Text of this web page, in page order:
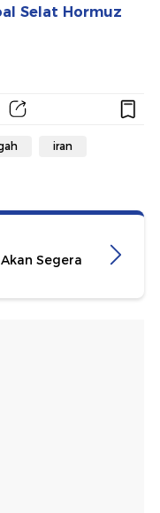
Selat Hormuz
iran
Segera